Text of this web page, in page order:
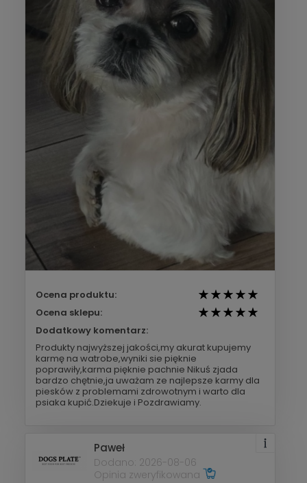
Ocena produktu:
Ocena sklepu:
Dodatkowy komentarz:
Produkty najwyższej jakości,my akurat kupujemy
karmę na watrobe,wyniki sie pięknie
poprawiły,karma pięknie pachnie Nikuś zjada
bardzo chętnie,ja uważam ze najlepsze karmy dla
piesków z problemami zdrowotnym i warto dla
psiaka kupić.Dziekuje i Pozdrawiamy.
Paweł
Dodano: 2026-08-06
Opinia zweryfikowana